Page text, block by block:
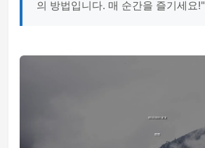
의 방법입니다. 매 순간을 즐기세요!"